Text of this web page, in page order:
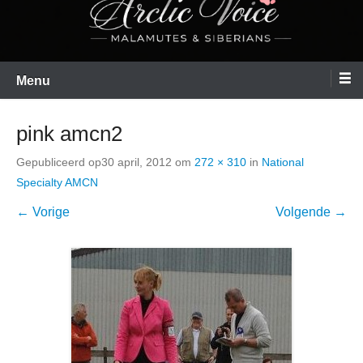
Menu
pink amcn2
Gepubliceerd op30 april, 2012 om 272 × 310 in National
Specialty AMCN
← Vorige Volgende →